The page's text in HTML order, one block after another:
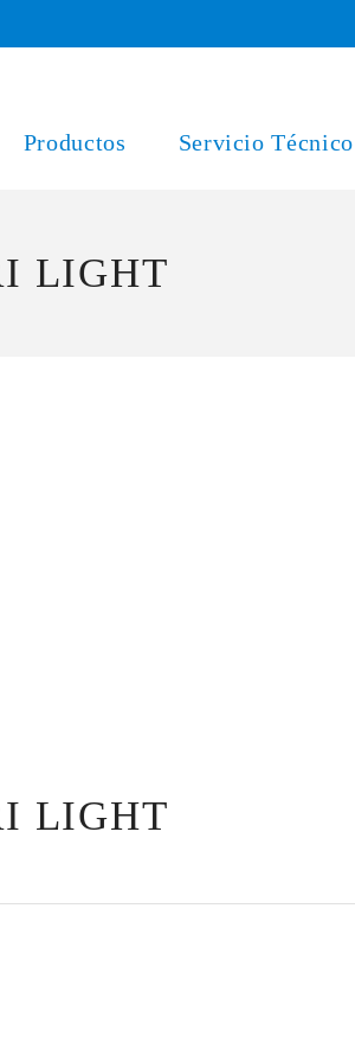
Productos Servicio Técnico
LIGHT
LIGHT